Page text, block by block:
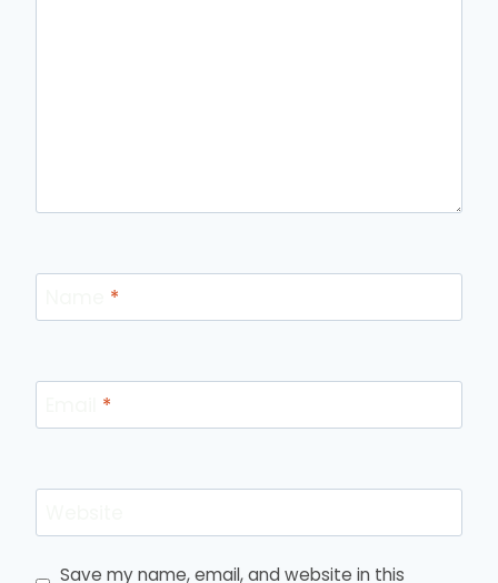
*
*
Save my name, email, and website in this